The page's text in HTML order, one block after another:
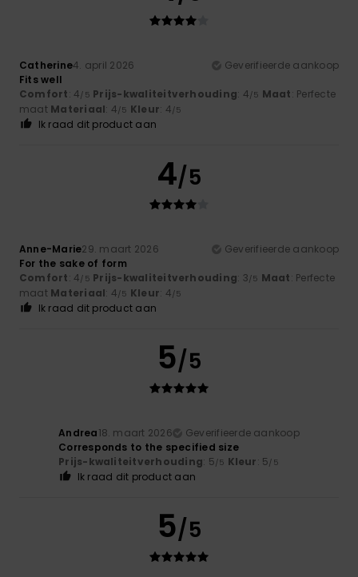
Catherine4. april 2026
Geverifieerde aankoop
Fits well
Comfort: 4/5 Prijs-kwaliteitverhouding: 4/5 Maat: Perfecte
maat Materiaal: 4/5 Kleur: 4/5
Ik raad dit product aan
4/5
Anne-Marie29. maart 2026
Geverifieerde aankoop
For the sake of form
Comfort: 4/5 Prijs-kwaliteitverhouding: 3/5 Maat: Perfecte
maat Materiaal: 4/5 Kleur: 4/5
Ik raad dit product aan
5/5
Andrea18. maart 2026
Geverifieerde aankoop
Corresponds to the specified size
Prijs-kwaliteitverhouding: 5/5 Kleur: 5/5
Ik raad dit product aan
5/5